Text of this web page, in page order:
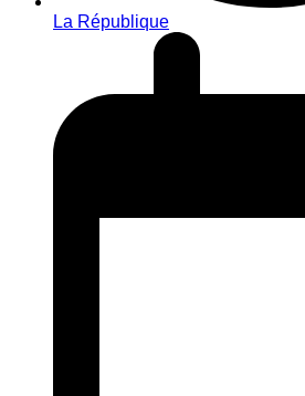
La République